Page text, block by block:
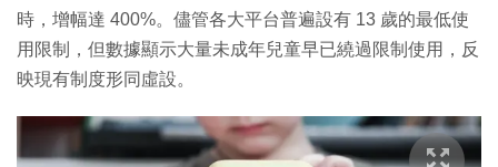
時，增幅達 400%。儘管各大平台普遍設有 13 歲的最低使
用限制，但數據顯示大量未成年兒童早已繞過限制使用，反
映現有制度形同虛設。